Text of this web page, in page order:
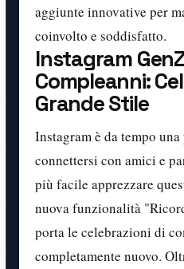
aggiunte innovative per
coinvolto e soddisfatto.
Instagram
Compleanni:
Grande Stile
Instagram è da tempo
connettersi con amici e
più facile apprezzare
nuova funzionalità
porta le celebrazioni di
completamente nuovo.